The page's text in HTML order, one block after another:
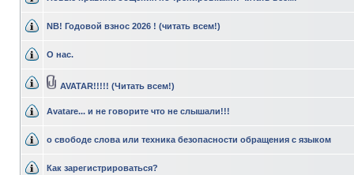
NB! Годовой взнос 2026 ! (читать всем!)
О нас.
AVATAR!!!!! (Читать всем!)
Avatare... и не говорите что не слышали!!!
о свободе слова или техника безопасности обращения с языком
Как зарегистрироваться?